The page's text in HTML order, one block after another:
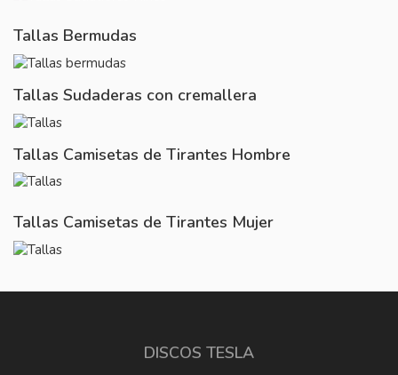
Tallas Bermudas
Tallas Sudaderas con cremallera
Tallas Camisetas de Tirantes Hombre
Tallas Camisetas de Tirantes Mujer
DISCOS TESLA